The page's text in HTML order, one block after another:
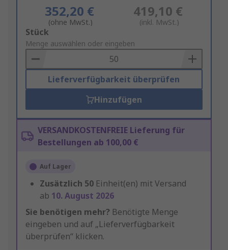
352,20 €
(ohne MwSt.)
419,10 €
(inkl. MwSt.)
Add
to
Basket
Stück
Menge auswählen oder eingeben
Lieferverfügbarkeit überprüfen
Hinzufügen
VERSANDKOSTENFREIE Lieferung für
Bestellungen ab 100,00 €
Auf Lager
Zusätzlich 50 Einheit(en) mit Versand
ab 10. August 2026
Sie benötigen mehr? Benötigte Menge
eingeben und auf „Lieferverfügbarkeit
überprüfen“ klicken.